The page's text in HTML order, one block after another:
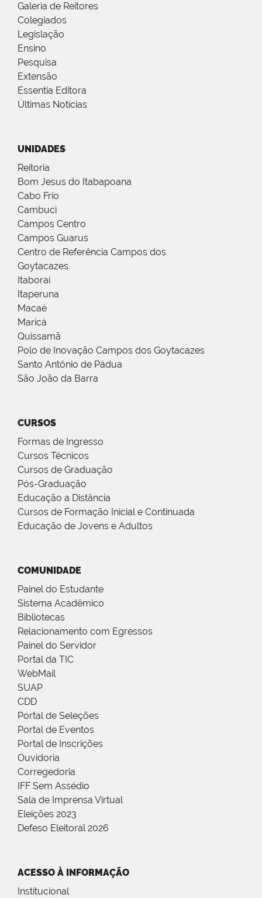
Galeria de Reitores
Colegiados
Legislação
Ensino
Pesquisa
Extensão
Essentia Editora
Últimas Notícias
UNIDADES
Reitoria
Bom Jesus do Itabapoana
Cabo Frio
Cambuci
Campos Centro
Campos Guarus
Centro de Referência Campos dos
Goytacazes
Itaboraí
Itaperuna
Macaé
Maricá
Quissamã
Polo de Inovação Campos dos Goytacazes
Santo Antônio de Pádua
São João da Barra
CURSOS
Formas de Ingresso
Cursos Técnicos
Cursos de Graduação
Pós-Graduação
Educação a Distância
Cursos de Formação Inicial e Continuada
Educação de Jovens e Adultos
COMUNIDADE
Painel do Estudante
Sistema Acadêmico
Bibliotecas
Relacionamento com Egressos
Painel do Servidor
Portal da TIC
WebMail
SUAP
CDD
Portal de Seleções
Portal de Eventos
Portal de Inscrições
Ouvidoria
Corregedoria
IFF Sem Assédio
Sala de Imprensa Virtual
Eleições 2023
Defeso Eleitoral 2026
ACESSO À INFORMAÇÃO
Institucional